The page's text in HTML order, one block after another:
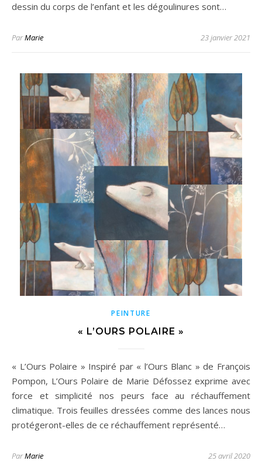
dessin du corps de l’enfant et les dégoulinures sont…
ParMarie 23 janvier 2021
PEINTURE
« L’OURS POLAIRE »
« L’Ours Polaire » Inspiré par « l’Ours Blanc » de François
Pompon, L’Ours Polaire de Marie Défossez exprime avec
force et simplicité nos peurs face au réchauffement
climatique. Trois feuilles dressées comme des lances nous
protégeront-elles de ce réchauffement représenté…
ParMarie 25 avril 2020